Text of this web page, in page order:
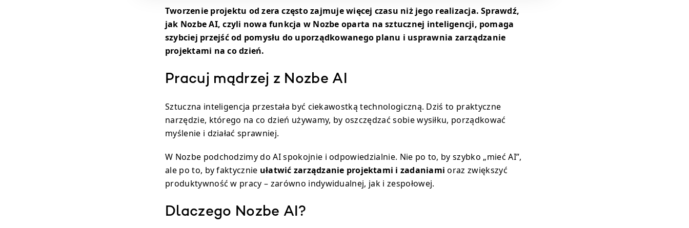
Tworzenie projektu od zera często zajmuje więcej czasu niż jego realizacja. Sprawdź,
jak Nozbe AI, czyli nowa funkcja w Nozbe oparta na sztucznej inteligencji, pomaga
szybciej przejść od pomysłu do uporządkowanego planu i usprawnia zarządzanie
projektami na co dzień.
Pracuj mądrzej z Nozbe AI
Sztuczna inteligencja przestała być ciekawostką technologiczną. Dziś to praktyczne
narzędzie, którego na co dzień używamy, by oszczędzać sobie wysiłku, porządkować
myślenie i działać sprawniej.
W Nozbe podchodzimy do AI spokojnie i odpowiedzialnie. Nie po to, by szybko „mieć AI”,
ale po to, by faktycznie ułatwić zarządzanie projektami i zadaniami oraz zwiększyć
produktywność w pracy – zarówno indywidualnej, jak i zespołowej.
Dlaczego Nozbe AI?